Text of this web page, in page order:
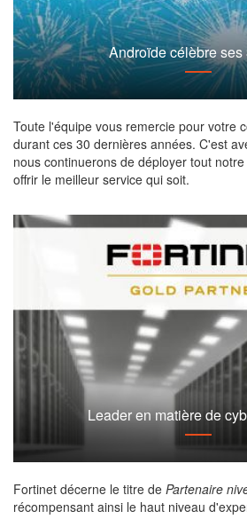
Androïde célèbre ses
Toute l'équipe vous remercie pour votre
durant ces 30 dernières années. C'est
nous continuerons de déployer tout
offrir le meilleur service qui soit.
Leader en matière de
Fortinet décerne le titre de Partenaire
récompensant ainsi le haut niveau